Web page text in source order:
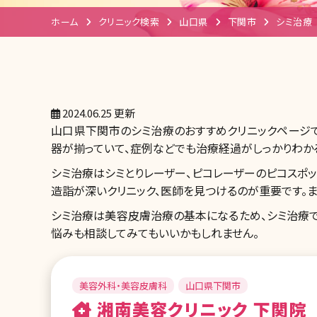
ホーム クリニック検索 山口県 下関市 シミ治療
2024.06.25 更新
山口県下関市のシミ治療のおすすめクリニックページ
器が揃っていて、症例などでも治療経過がしっかりわか
シミ治療はシミとりレーザー、ピコレーザーのピコスポ
造詣が深いクリニック、医師を見つけるのが重要です
シミ治療は美容皮膚治療の基本になるため、シミ治療
悩みも相談してみてもいいかもしれません。
美容外科・美容皮膚科 山口県下関市
湘南美容クリニック 下関院